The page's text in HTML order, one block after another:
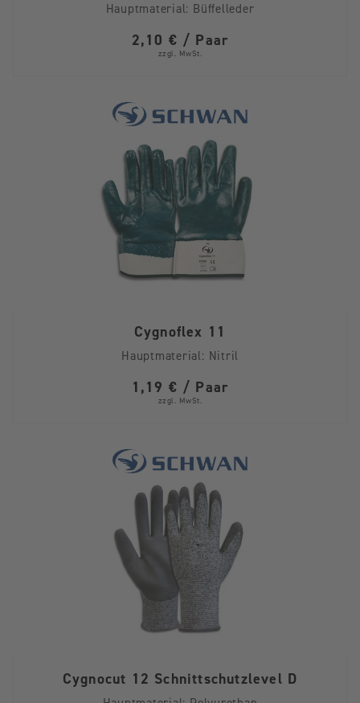
Hauptmaterial: Büffelleder
2,10 € / Paar
zzgl. MwSt.
Cygnoflex 11
Hauptmaterial: Nitril
1,19 € / Paar
zzgl. MwSt.
Cygnocut 12 Schnittschutzlevel D